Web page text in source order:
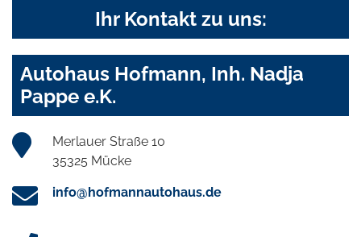
Ihr Kontakt zu uns:
Autohaus Hofmann, Inh. Nadja
Pappe e.K.
Merlauer Straße 10
35325 Mücke
info@hofmannautohaus.de